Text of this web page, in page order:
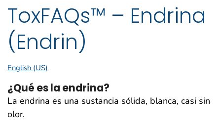
ToxFAQs™ – Endrina
(Endrin)
English (US)
¿Qué es la endrina?
La endrina es una sustancia sólida, blanca, casi sin
olor.